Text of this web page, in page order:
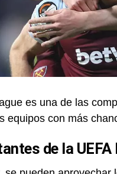
es una de las
equipos con más
de la UEFA